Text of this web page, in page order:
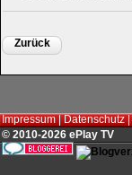
Zurück
Impressum|Datenschutz|
© 2010-2026 ePlay TV